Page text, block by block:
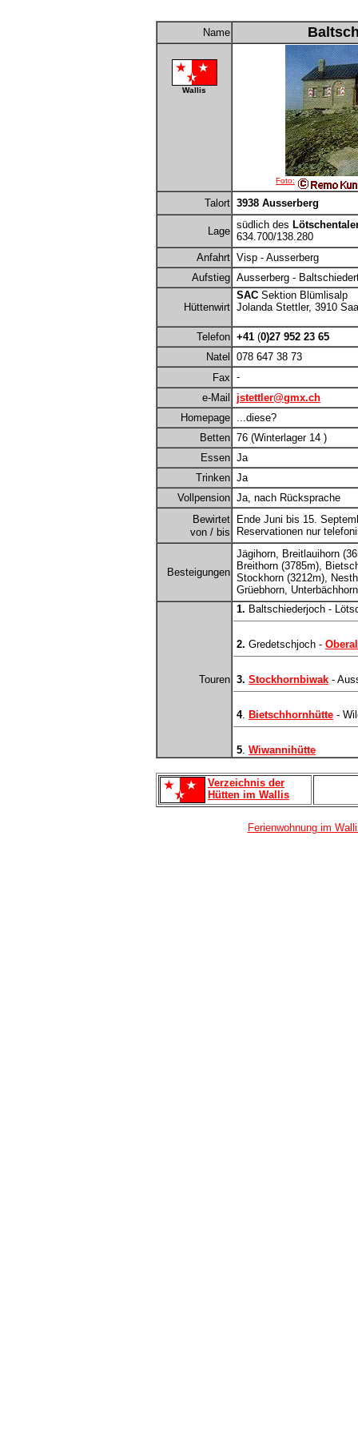
Name
Wallis
Foto:
Talort 3938 Ausserberg
Lage
südlich des
634.700/138.280
Anfahrt Visp - Ausserberg
Aufstieg Ausserberg -
Hüttenwirt
SAC Sektion Blümlisalp
Jolanda Stettler, 3910
Telefon +41 (0)27 952 23 65
Natel
078 647 38 73
Fax -
e-Mail
jstettler@gmx.ch
Homepage ...diese?
Betten 76 (Winterlager 14 )
Essen Ja
Trinken Ja
Vollpension Ja, nach Rücksprache
Bewirtet
von / bis
Ende Juni bis 15.
Reservationen nur
Besteigungen
Jägihorn, Breitlauihorn
Breithorn (3785m),
Stockhorn (3212m),
Grüebhorn,
Touren
1. Baltschiederjoch -
2. Gredetschjoch -
3. Stockhornbiwak -
4. Bietschhornhütte -
5. Wiwannihütte
Verzeichnis der
Hütten im Wallis
Ferienwohnung im